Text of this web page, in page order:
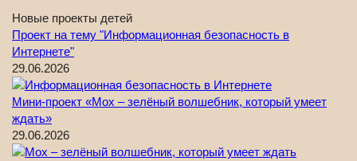
Новые проекты детей
Проект на тему "Информационная безопасность в
Интернете"
29.06.2026
Мини-проект «Мох – зелёный волшебник, который умеет
ждать»
29.06.2026